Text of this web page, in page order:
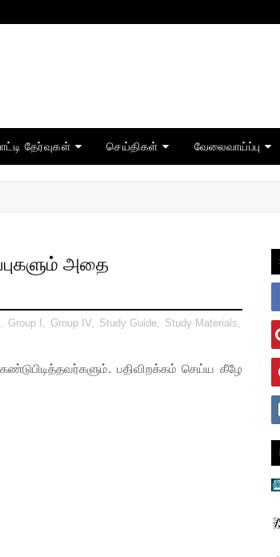
தேர்வுகள் செய்திகள் வேலைவாய்ப்பு
அதை
, Group I , Group IV, Study Guide, Study Materials,
பதிவிறக்கம் செய்ய கீழே